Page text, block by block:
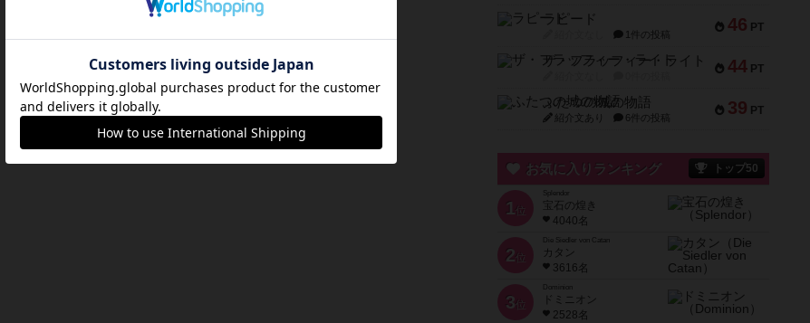
46 PT
ラピード
1件の投稿
44 PT
ザ・フラッフィー・ライト
39 PT
ふたつの城の物語
紹介文あり 6件の投稿
お気に入りランキング トップ50
1 位
宝石の煌き
4040名
2 位
Die Siedler von Catan
カタン
3616名
3 位
ドミニオン
2528名